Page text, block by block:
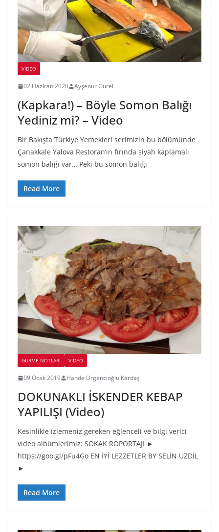
VIDEO
02 Haziran 2020 Ayşenur Gürel
(Kapkara!) – Böyle Somon Balığı
Yediniz mi? – Video
Bir Bakışta Türkiye Yemekleri serimizin bu bölümünde
Çanakkale Yalova Restoran’ın fırında siyah kaplamalı
somon balığı var… Peki bu somon balığı
Read More
GURME NOTLARI VIDEO
09 Ocak 2019 Hande Urgancıoğlu Kardaş
DOKUNAKLI İSKENDER KEBAP
YAPILIŞI (Video)
Kesinlikle izlemeniz gereken eğlenceli ve bilgi verici
video albümlerimiz: SOKAK RÖPORTAJI ►
https://goo.gl/pFu4Go EN İYİ LEZZETLER BY SELİN UZDİL
►
Read More